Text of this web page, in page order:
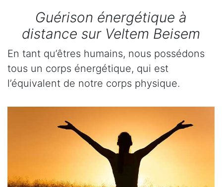
Guérison énergétique à
distance sur Veltem Beisem
En tant qu’êtres humains, nous possédons
tous un corps énergétique, qui est
l’équivalent de notre corps physique.